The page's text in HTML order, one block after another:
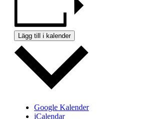
Lägg till i kalender
Google Kalender
iCalendar